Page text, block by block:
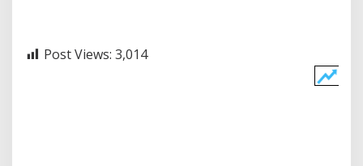
Post Views: 3,014